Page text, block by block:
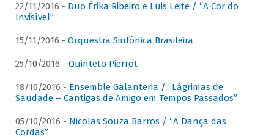
22/11/2016 - Duo Érika Ribeiro e Luis Leite / “A Cor do
Invisível”
15/11/2016 - Orquestra Sinfônica Brasileira
25/10/2016 - Quinteto Pierrot
18/10/2016 - Ensemble Galanteria / “Lágrimas de
Saudade – Cantigas de Amigo em Tempos Passados”
05/10/2016 - Nicolas Souza Barros / “A Dança das
Cordas”